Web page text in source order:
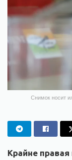
Снимок носит
Крайне